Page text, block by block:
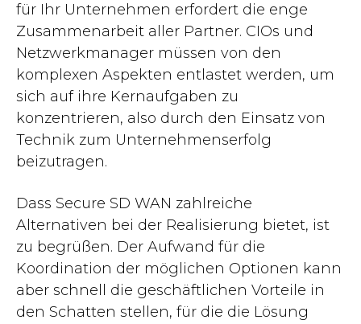
für Ihr Unternehmen erfordert die enge
Zusammenarbeit aller Partner. CIOs und
Netzwerkmanager müssen von den
komplexen Aspekten entlastet werden, um
sich auf ihre Kernaufgaben zu
konzentrieren, also durch den Einsatz von
Technik zum Unternehmenserfolg
beizutragen.
Dass Secure SD WAN zahlreiche
Alternativen bei der Realisierung bietet, ist
zu begrüßen. Der Aufwand für die
Koordination der möglichen Optionen kann
aber schnell die geschäftlichen Vorteile in
den Schatten stellen, für die die Lösung